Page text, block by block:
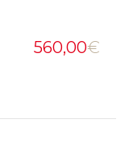
560,00€